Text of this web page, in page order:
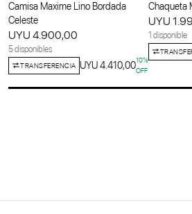
Camisa Maxime Lino Bordada
Celeste
UYU 4.900,00
5 disponibles
TRANSFERENCIA UYU 4.410,0010%
OFF
Chaqueta
UYU
1 disponible